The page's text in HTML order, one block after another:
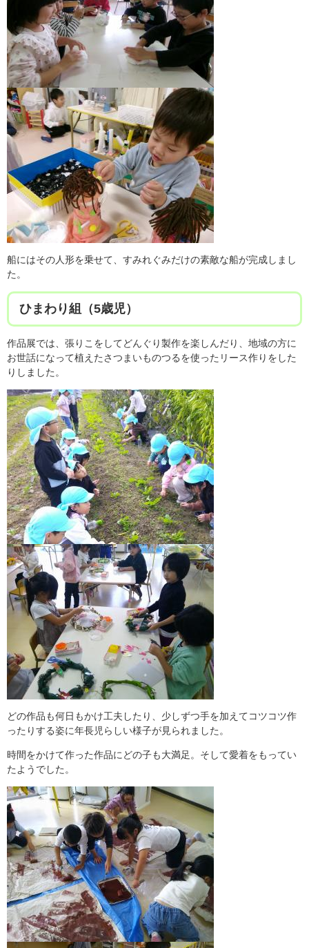
船にはその人形を乗せて、すみれぐみだけの素敵な船が完成しまし
た。
ひまわり組（5歳児）
作品展では、張りこをしてどんぐり製作を楽しんだり、地域の方に
お世話になって植えたさつまいものつるを使ったリース作りをした
りしました。
どの作品も何日もかけ工夫したり、少しずつ手を加えてコツコツ作
ったりする姿に年長児らしい様子が見られました。
時間をかけて作った作品にどの子も大満足。そして愛着をもってい
たようでした。